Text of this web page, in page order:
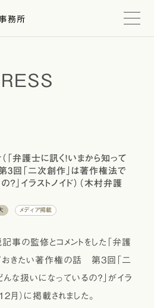
t
i
o
n
「弁護士に訊く！いまから知って
回「二次創作」は著作権法で
」イラストノイド）（木村弁護
メディア掲載
の監修とコメントをした「弁護
おきたい著作権の話 第3回「二
な扱いになっているの？」がイラ
月）に掲載されました。